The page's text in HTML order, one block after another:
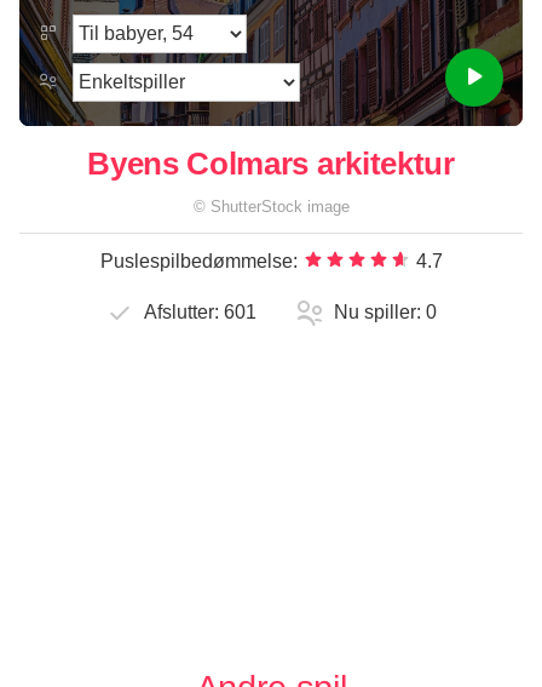
Byens Colmars arkitektur
© ShutterStock image
Puslespilbedømmelse: 4.7
Afslutter: 601 Nu spiller: 0